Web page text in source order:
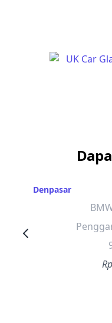
Denpasar